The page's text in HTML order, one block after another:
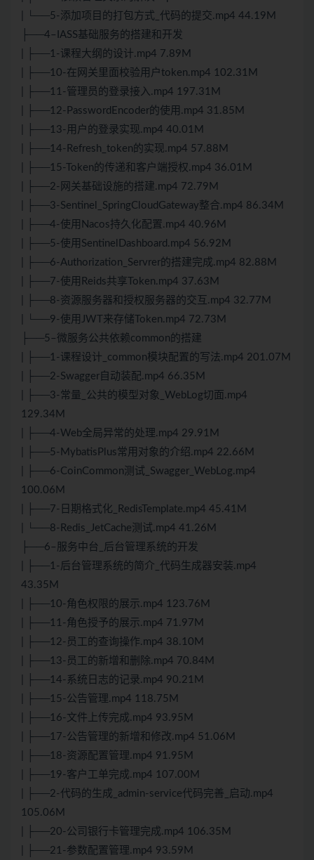
| └──5-添加项目的打包方式_代码的提交.mp4 44.19M
├──4–IASS基础服务的搭建和开发
| ├──1-课程大纲的设计.mp4 7.89M
| ├──10-在网关里面校验用户token.mp4 102.31M
| ├──11-管理员的登录接入.mp4 197.31M
| ├──12-PasswordEncoder的使用.mp4 31.85M
| ├──13-用户的登录实现.mp4 40.01M
| ├──14-Refresh_token的实现.mp4 57.88M
| ├──15-Token的传递和客户端授权.mp4 36.01M
| ├──2-网关基础设施的搭建.mp4 72.79M
| ├──3-Sentinel_SpringCloudGateway整合.mp4 86.34M
| ├──4-使用Nacos持久化配置.mp4 40.96M
| ├──5-使用SentinelDashboard.mp4 56.92M
| ├──6-Authorization_Servrer的搭建完成.mp4 82.88M
| ├──7-使用Reids共享Token.mp4 37.63M
| ├──8-资源服务器和授权服务器的交互.mp4 32.77M
| └──9-使用JWT来存储Token.mp4 72.73M
├──5–微服务公共依赖common的搭建
| ├──1-课程设计_common模块配置的写法.mp4 201.07M
| ├──2-Swagger自动装配.mp4 66.35M
| ├──3-常量_公共的模型对象_WebLog切面.mp4
129.34M
| ├──4-Web全局异常的处理.mp4 29.91M
| ├──5-MybatisPlus常用对象的介绍.mp4 22.66M
| ├──6-CoinCommon测试_Swagger_WebLog.mp4
100.06M
| ├──7-日期格式化_RedisTemplate.mp4 45.41M
| └──8-Redis_JetCache测试.mp4 41.26M
├──6–服务中台_后台管理系统的开发
| ├──1-后台管理系统的简介_代码生成器安装.mp4
43.35M
| ├──10-角色权限的展示.mp4 123.76M
| ├──11-角色授予的展示.mp4 71.97M
| ├──12-员工的查询操作.mp4 38.10M
| ├──13-员工的新增和删除.mp4 70.84M
| ├──14-系统日志的记录.mp4 90.21M
| ├──15-公告管理.mp4 118.75M
| ├──16-文件上传完成.mp4 93.95M
| ├──17-公告管理的新增和修改.mp4 51.06M
| ├──18-资源配置管理.mp4 91.95M
| ├──19-客户工单完成.mp4 107.00M
| ├──2-代码的生成_admin-service代码完善_启动.mp4
105.06M
| ├──20-公司银行卡管理完成.mp4 106.35M
| ├──21-参数配置管理.mp4 93.59M